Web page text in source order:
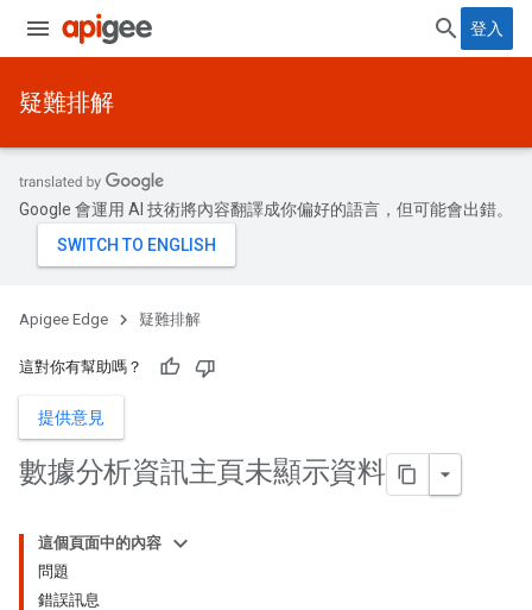
登入
疑難排解
Google 會運用 AI 技術將內容翻譯成你偏好的語言，但可能會出錯。
Apigee Edge 疑難排解
這對你有幫助嗎？
提供意見
數據分析資訊主頁未顯示資料
這個頁面中的內容
問題
錯誤訊息